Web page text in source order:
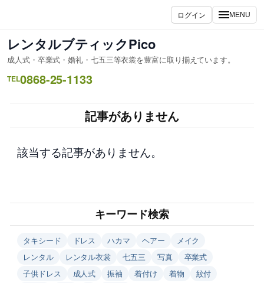
を
ス
キ
ッ
ログイン MENU
レンタルブティックPico
成人式・卒業式・婚礼・七五三等衣裳を豊富に取り揃えています。
TEL0868-25-1133
記事がありません
該当する記事がありません。
キーワード検索
タキシード ドレス ハカマ ヘアー
メイク
レンタル
レンタル衣裳 七五三 写真
卒業式
子供ドレス
成人式 振袖 着付け 着物
紋付